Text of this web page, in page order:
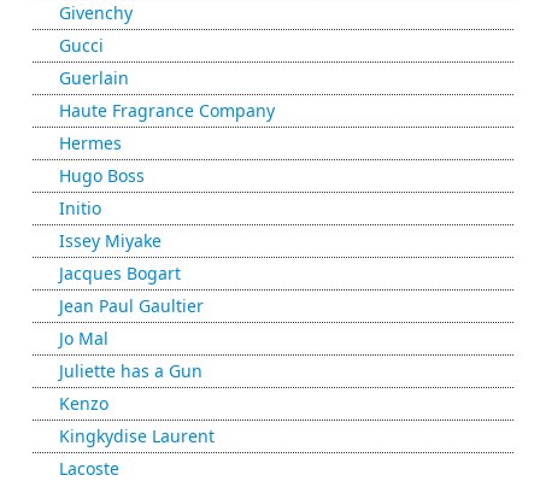
Givenchy
Gucci
Guerlain
Haute Fragrance Company
Hermes
Hugo Boss
Initio
Issey Miyake
Jacques Bogart
Jean Paul Gaultier
Jo Mal
Juliette has a Gun
Kenzo
Kingkydise Laurent
Lacoste